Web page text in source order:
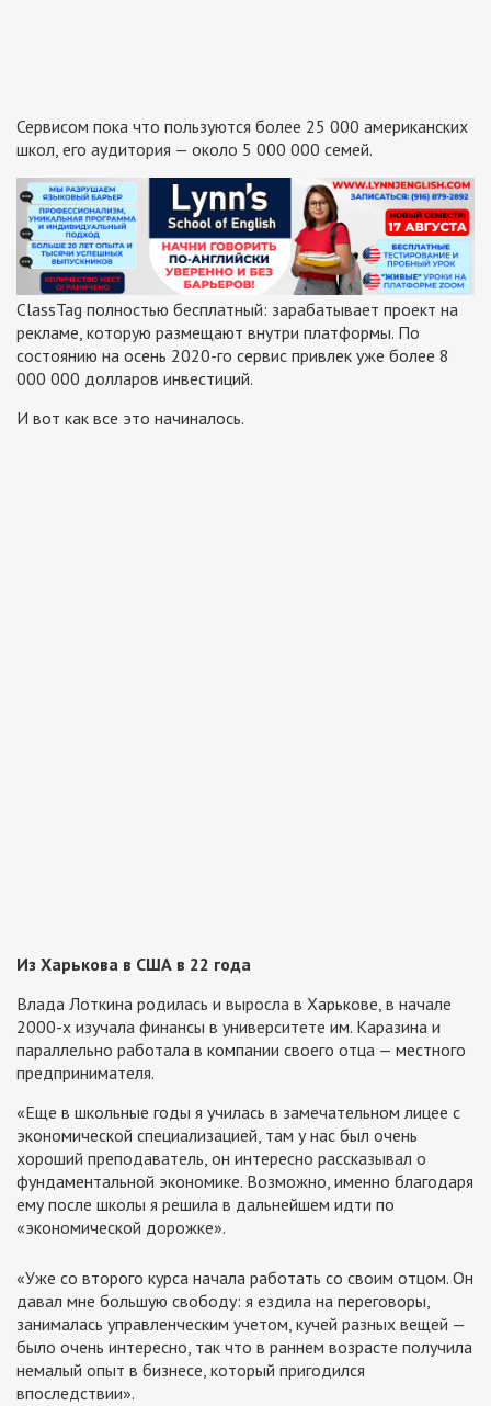
Сервисом пока что пользуются более 25 000 американских
школ, его аудитория — около 5 000 000 семей.
ClassTag полностью бесплатный: зарабатывает проект на
рекламе, которую размещают внутри платформы. По
состоянию на осень 2020-го сервис привлек уже более 8
000 000 долларов инвестиций.
И вот как все это начиналось.
Из Харькова в США в 22 года
Влада Лоткина родилась и выросла в Харькове, в начале
2000-х изучала финансы в университете им. Каразина и
параллельно работала в компании своего отца — местного
предпринимателя.
«Еще в школьные годы я училась в замечательном лицее с
экономической специализацией, там у нас был очень
хороший преподаватель, он интересно рассказывал о
фундаментальной экономике. Возможно, именно благодаря
ему после школы я решила в дальнейшем идти по
«экономической дорожке».
«Уже со второго курса начала работать со своим отцом. Он
давал мне большую свободу: я ездила на переговоры,
занималась управленческим учетом, кучей разных вещей —
было очень интересно, так что в раннем возрасте получила
немалый опыт в бизнесе, который пригодился
впоследствии».